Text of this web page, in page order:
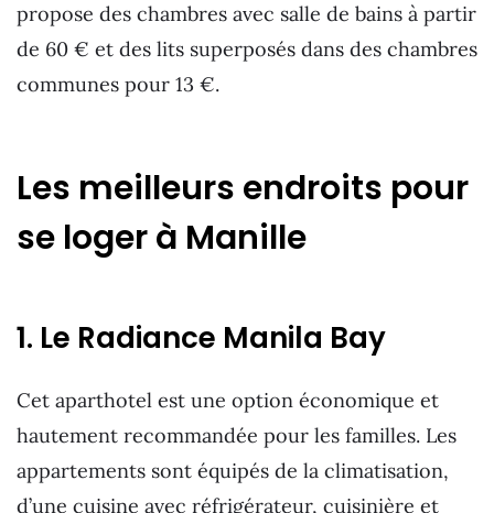
propose des chambres avec salle de bains à partir
de 60 € et des lits superposés dans des chambres
communes pour 13 €.
Les meilleurs endroits pour
se loger à Manille
1. Le Radiance Manila Bay
Cet aparthotel est une option économique et
hautement recommandée pour les familles. Les
appartements sont équipés de la climatisation,
d’une cuisine avec réfrigérateur, cuisinière et